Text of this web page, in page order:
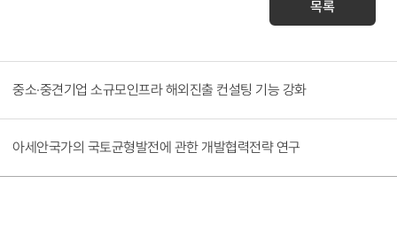
목록
중소·중견기업 소규모인프라 해외진출 컨설팅 기능 강화
아세안국가의 국토균형발전에 관한 개발협력전략 연구